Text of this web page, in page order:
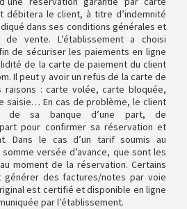
débitera le client, à titre d’indemnité
dans ses conditions générales et
de vente. L’établissement a choisi
de sécuriser les paiements en ligne
de la carte de paiement du client
Il peut y avoir un refus de la carte de
raisons : carte volée, carte bloquée,
saisie… En cas de problème, le client
de sa banque d’une part, de
part pour confirmer sa réservation et
Dans le cas d’un tarif soumis au
versée d’avance, que sont les
moment de la réservation. Certains
générer des factures/notes par voie
est certifié et disponible en ligne
par l’établissement.